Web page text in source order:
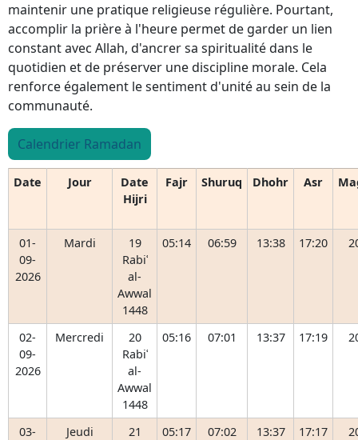
maintenir une pratique religieuse régulière. Pourtant,
accomplir la prière à l'heure permet de garder un lien
constant avec Allah, d'ancrer sa spiritualité dans le
quotidien et de préserver une discipline morale. Cela
renforce également le sentiment d'unité au sein de la
communauté.
Calendrier Ramadan
Date Jour
Date
Hijri
Fajr Shuruq Dhohr Asr
01-
09-
2026
Mardi
19
Rabiʿ
al-
Awwal
1448
05:14 06:59 13:38 17:20
02-
09-
2026
Mercredi
20
Rabiʿ
al-
Awwal
1448
05:16 07:01 13:37 17:19
03-
Jeudi
21
05:17 07:02 13:37 17:17